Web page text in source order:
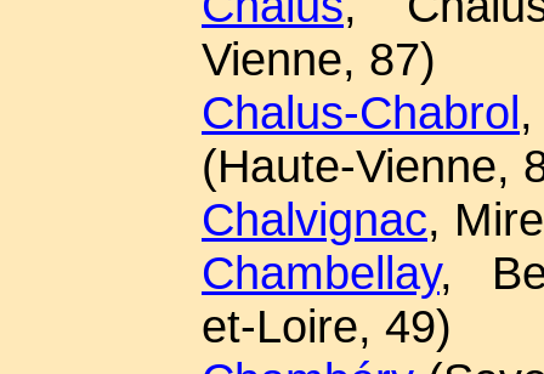
Vienne, 87)
Chalus-Chabrol
(Haute-Vienne,
Chalvignac,
Chambellay,
et-Loire, 49)